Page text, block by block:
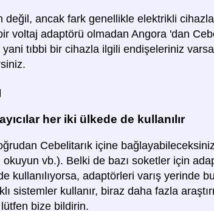
değil, ancak fark genellikle elektrikli
bir voltaj adaptörü olmadan Angora 'dan
tıbbi bir cihazla ilgili endişeleriniz
her iki ülkede de kullanılır
Cebelitarık içine
vb.). Belki de bazı soketler için
kullanılıyorsa, adaptörleri varış yerinde
sistemler kullanır, biraz daha fazla
bize bildirin.